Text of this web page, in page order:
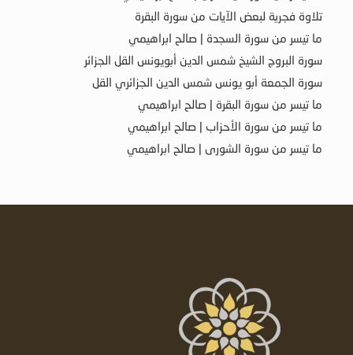
تلاوة فجرية لبعض الآيات من سورة البقرة
ما تيسر من سورة السجدة | صالح ابراهيمي
سورة البروج الشيخ شمس الدين أبويونس القل الجزائر
سورة الجمعة أبو يونس شمس الدين الجزائري القل
ما تيسر من سورة البقرة | صالح ابراهيمي
ما تيسر من سورة الأحزاب | صالح ابراهيمي
ما تيسر من سورة الشورى | صالح ابراهيمي